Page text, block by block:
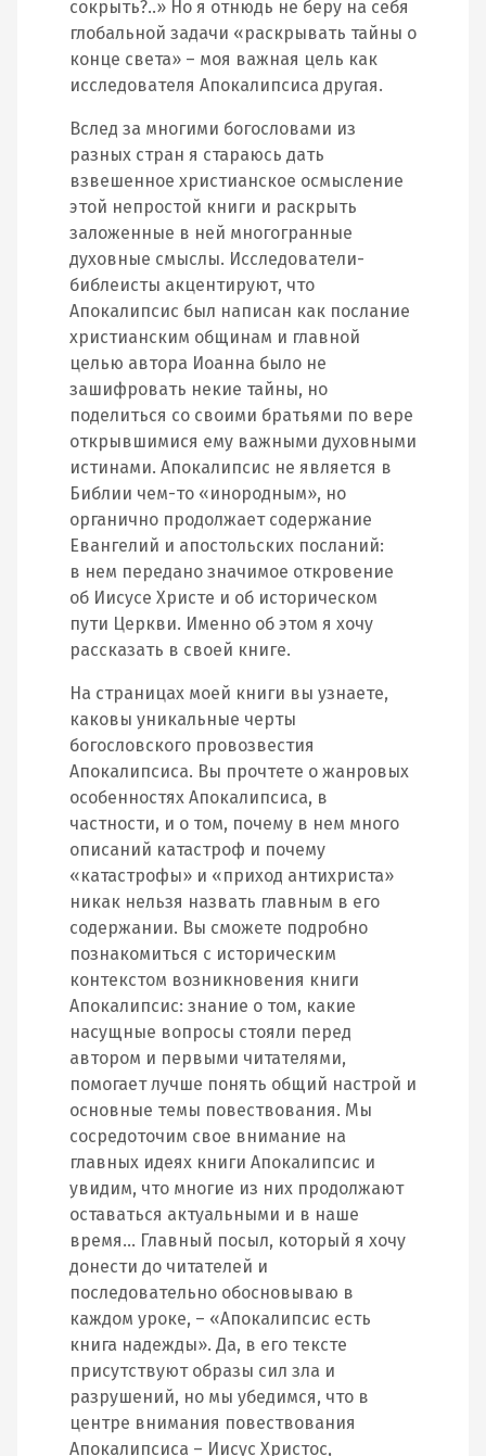
сокрыть?..» Но я отнюдь не беру на себя
глобальной задачи «раскрывать тайны о
конце света» – моя важная цель как
исследователя Апокалипсиса другая.
Вслед за многими богословами из
разных стран я стараюсь дать
взвешенное христианское осмысление
этой непростой книги и раскрыть
заложенные в ней многогранные
духовные смыслы. Исследователи-
библеисты акцентируют, что
Апокалипсис был написан как послание
христианским общинам и главной
целью автора Иоанна было не
зашифровать некие тайны, но
поделиться со своими братьями по вере
открывшимися ему важными духовными
истинами. Апокалипсис не является в
Библии чем-то «инородным», но
органично продолжает содержание
Евангелий и апостольских посланий:
в нем передано значимое откровение
об Иисусе Христе и об историческом
пути Церкви. Именно об этом я хочу
рассказать в своей книге.
На страницах моей книги вы узнаете,
каковы уникальные черты
богословского провозвестия
Апокалипсиса. Вы прочтете о жанровых
особенностях Апокалипсиса, в
частности, и о том, почему в нем много
описаний катастроф и почему
«катастрофы» и «приход антихриста»
никак нельзя назвать главным в его
содержании. Вы сможете подробно
познакомиться с историческим
контекстом возникновения книги
Апокалипсис: знание о том, какие
насущные вопросы стояли перед
автором и первыми читателями,
помогает лучше понять общий настрой и
основные темы повествования. Мы
сосредоточим свое внимание на
главных идеях книги Апокалипсис и
увидим, что многие из них продолжают
оставаться актуальными и в наше
время… Главный посыл, который я хочу
донести до читателей и
последовательно обосновываю в
каждом уроке, – «Апокалипсис есть
книга надежды». Да, в его тексте
присутствуют образы сил зла и
разрушений, но мы убедимся, что в
центре внимания повествования
Апокалипсиса – Иисус Христос,